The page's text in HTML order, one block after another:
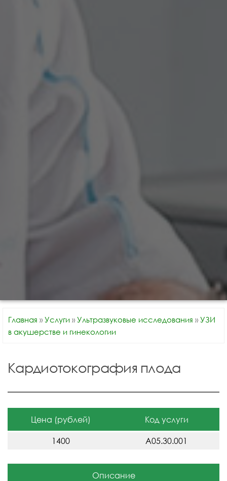
Главная » Услуги » Ультразвуковые исследования » УЗИ
в акушерстве и гинекологии
Кардиотокография плода
Цена (рублей) Код услуги
1400 A05.30.001
Описание